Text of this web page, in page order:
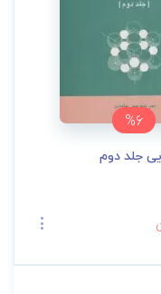
%6
جلد دوم